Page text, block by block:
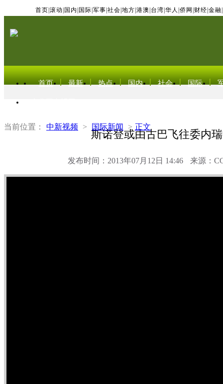
首页 滚动 国内 国际 军事 社会 地方 港澳 台湾 华人 侨网 财经 金融
首页 最新 热点 国内 社会 国际
当前位置： 中新视频 > 国际新闻 > 正文
斯诺登或由古巴飞往委内
发布时间：2013年07月12日 14:46 来源：